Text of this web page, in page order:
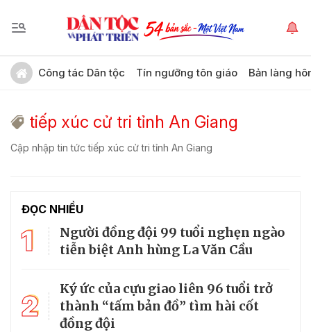
Công tác Dân tộc Tín ngưỡng tôn giáo Bản làng
tiếp xúc cử tri tỉnh An Giang
Cập nhập tin tức tiếp xúc cử tri tỉnh An Giang
ĐỌC NHIỀU
1
Người đồng đội 99 tuổi nghẹn ngào
tiễn biệt Anh hùng La Văn Cầu
2
Ký ức của cựu giao liên 96 tuổi trở
thành “tấm bản đồ” tìm hài cốt
đồng đội